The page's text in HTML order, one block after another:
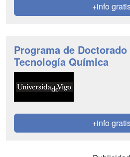
+info
Programa de
Tecnología Química
+info